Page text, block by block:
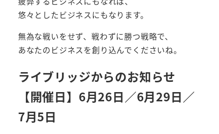
悠々としたビジネスにもなります。
無為な戦いをせず、戦わずに勝つ戦略で、
あなたのビジネスを創り込んでくださいね。
ライブリッジからのお知らせ
【開催日】6月26日／6月29日／
7月5日